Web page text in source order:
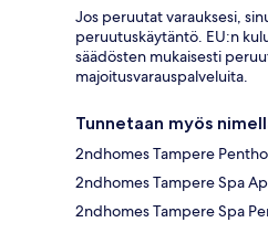
Jos peruutat varauksesi,
peruutuskäytäntö. EU:n
säädösten mukaisesti
majoitusvarauspalveluita.
Tunnetaan myös
2ndhomes Tampere
2ndhomes Tampere Spa
2ndhomes Tampere Spa